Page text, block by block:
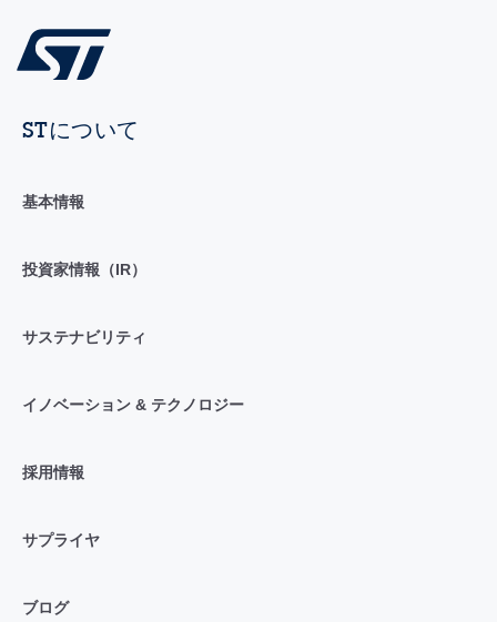
STについて
基本情報
投資家情報（IR）
サステナビリティ
イノベーション & テクノロジー
採用情報
サプライヤ
ブログ